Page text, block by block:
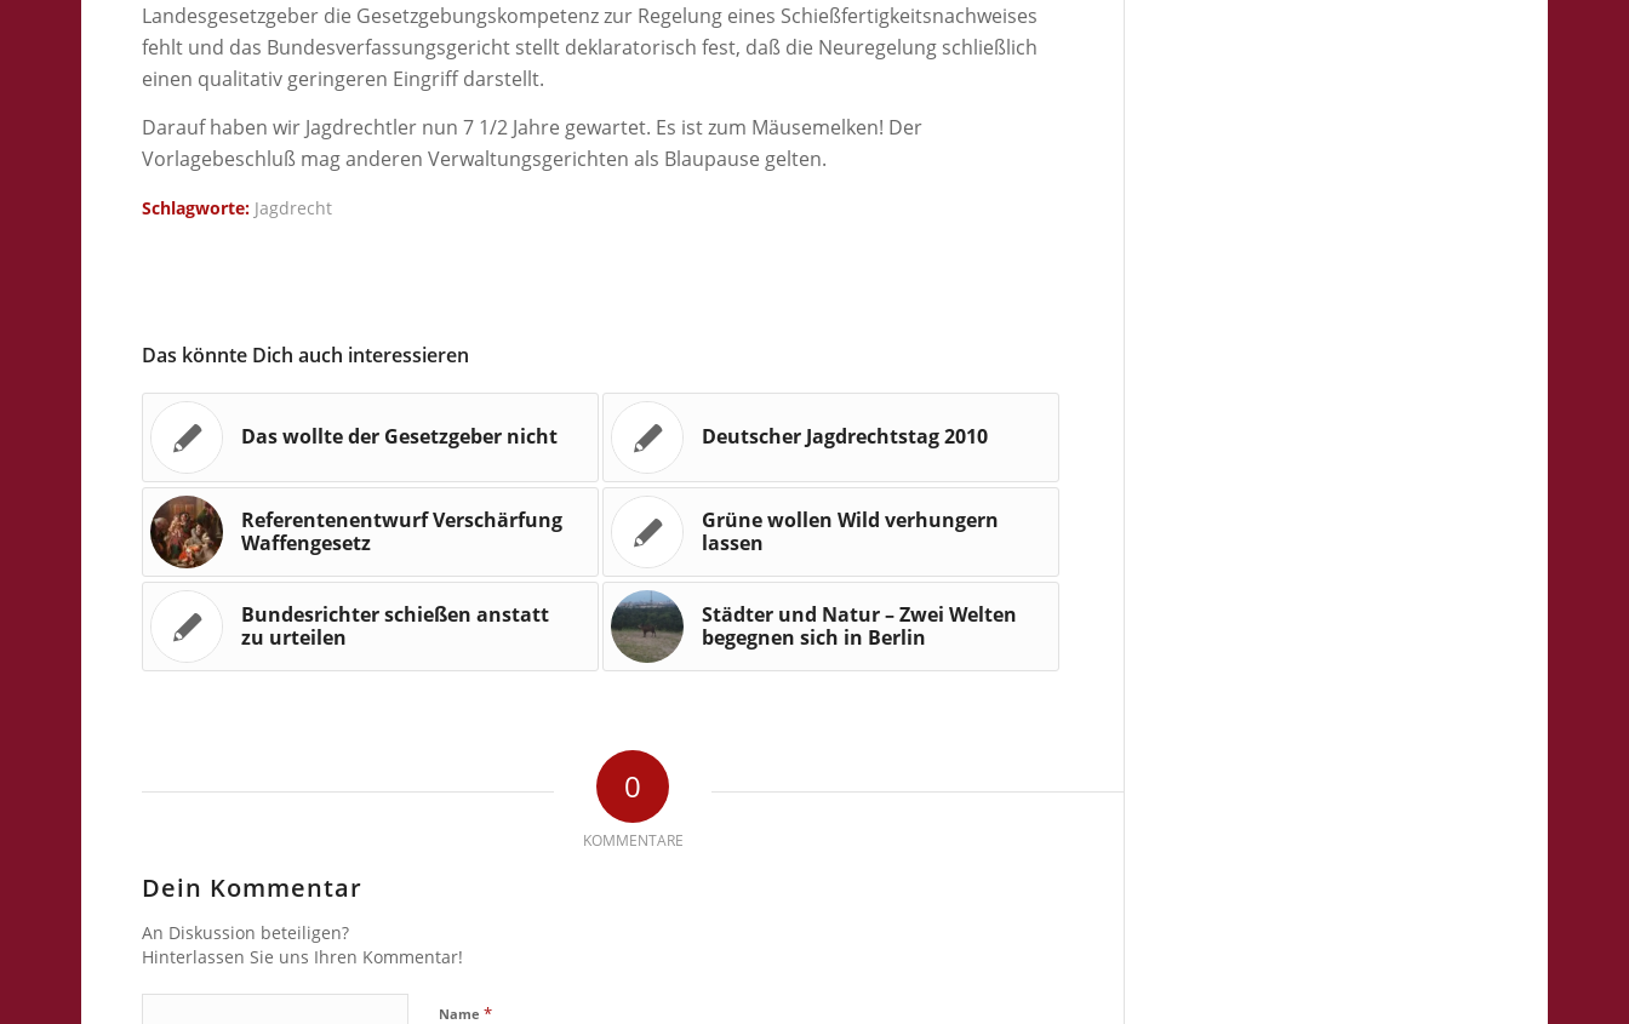
Landesgesetzgeber die Gesetzgebungskompetenz zur Regelung eines Schießfertigkeitsnachweises
fehlt und das Bundesverfassungsgericht stellt deklaratorisch fest, daß die Neuregelung schließlich
einen qualitativ geringeren Eingriff darstellt.
Darauf haben wir Jagdrechtler nun 7 1/2 Jahre gewartet. Es ist zum Mäusemelken! Der
Vorlagebeschluß mag anderen Verwaltungsgerichten als Blaupause gelten.
Schlagworte: Jagdrecht
Das könnte Dich auch interessieren
Das wollte der Gesetzgeber nicht Deutscher Jagdrechtstag 2010
Referentenentwurf Verschärfung
Waffengesetz
Grüne wollen Wild verhungern
lassen
Bundesrichter schießen anstatt
zu urteilen
Städter und Natur – Zwei Welten
begegnen sich in Berlin
0
KOMMENTARE
Dein Kommentar
An Diskussion beteiligen?
Hinterlassen Sie uns Ihren Kommentar!
Name*